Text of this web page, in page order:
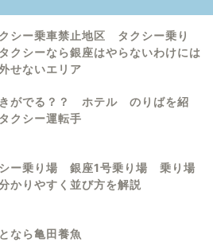
シー乗車禁止地区 タクシー乗り
クシーなら銀座はやらないわけには
せないエリア
がでる？？ ホテル のりばを紹
クシー運転手
ー乗り場 銀座1号乗り場 乗り場
かりやすく並び方を解説
なら亀田養魚